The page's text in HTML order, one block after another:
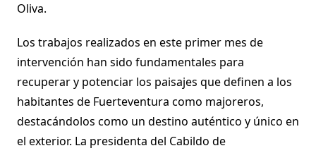
Oliva.
Los trabajos realizados en este primer mes de
intervención han sido fundamentales para
recuperar y potenciar los paisajes que definen a los
habitantes de Fuerteventura como majoreros,
destacándolos como un destino auténtico y único en
el exterior. La presidenta del Cabildo de